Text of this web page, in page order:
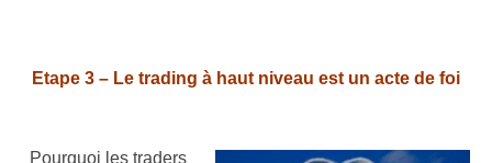
Etape 3 – Le trading à haut niveau est un acte de foi
Pourquoi les traders